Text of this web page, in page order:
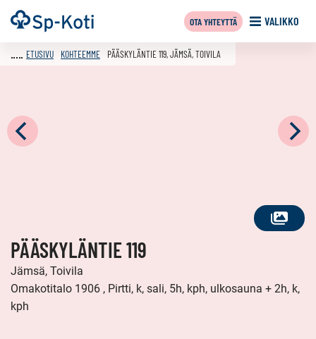
Siirry
sisältöön
Etusivu VALIKKO
OTA YHTEYTTÄ
KATSO
ETUSIVU KOHTEEMME PÄÄSKYLÄNTIE 119, JÄMSÄ, TOIVILA
PÄÄSKYLÄNTIE 119
Jämsä, Toivila
Omakotitalo 1906 , Pirtti, k, sali, 5h, kph, ulkosauna + 2h, k,
kph